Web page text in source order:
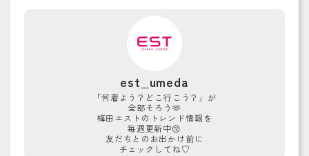
est_umeda
「何着よう？どこ行こう？」が
全部そろう🫶
梅田エストのトレンド情報を
毎週更新中😚
友だちとのお出かけ前に
チェックしてね♡